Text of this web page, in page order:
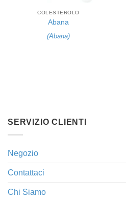
COLESTEROLO
Abana
(Abana)
SERVIZIO CLIENTI
Negozio
Contattaci
Chi Siamo